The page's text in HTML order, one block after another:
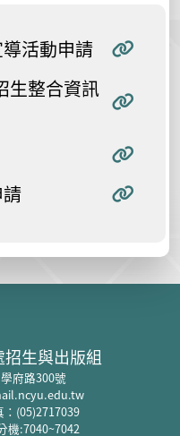
活動申請
生整合資訊
生與出版組
府路300號
(05)2717039
機:7040~7042